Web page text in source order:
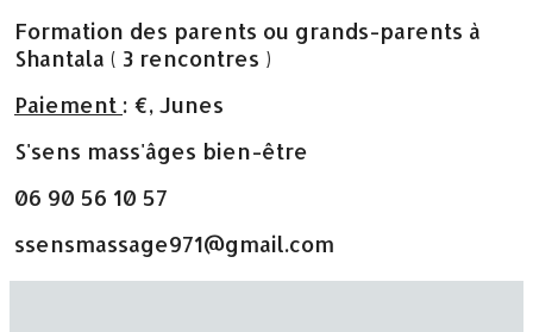
Formation des parents ou grands-parents à
Shantala ( 3 rencontres )
Paiement : €, Junes
S'sens mass'âges bien-être
06 90 56 10 57
ssensmassage971@gmail.com